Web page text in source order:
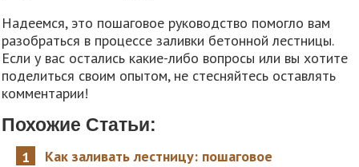
Надеемся, это пошаговое руководство помогло вам
разобраться в процессе заливки бетонной лестницы.
Если у вас остались какие-либо вопросы или вы хотите
поделиться своим опытом, не стесняйтесь оставлять
комментарии!
Похожие Статьи:
Как заливать лестницу: пошаговое